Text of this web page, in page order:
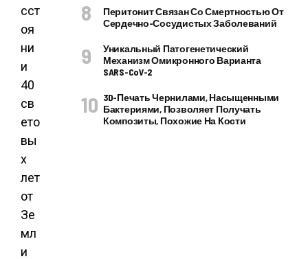
сст
оя
ни
и
40
св
ето
вы
х
лет
от
Зе
мл
и
Перитонит Связан Со Смертностью От
Сердечно-Сосудистых Заболеваний
Уникальный Патогенетический
Механизм Омикронного Варианта
SARS-CoV-2
3D-Печать Чернилами, Насыщенными
Бактериями, Позволяет Получать
Композиты, Похожие На Кости